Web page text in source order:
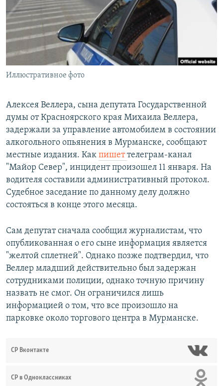
ПОДПИШИТЕСЬ НА РАССЫЛКУ
СОЦИАЛЬНЫЕ СЕТИ
Все сайты РСЕ/РС
Иллюстративное фото
Алексея Веллера, сына депутата Государственной
думы от Красноярского края Михаила Веллера,
задержали за управление автомобилем в состоянии
алкогольного опьянения в Мурманске, сообщают
местные издания. Как пишеттелеграм-канал
"Майор Север", инцидент произошел 11 января. На
водителя составили административный протокол.
Судебное заседание по данному делу должно
состояться в конце этого месяца.
Сам депутат сначала сообщил журналистам, что
опубликованная о его сыне информация является
"желтой сплетней". Однако позже подтвердил, что
Веллер младший действительно был задержан
сотрудниками полиции, однако точную причину
назвать не смог. Он ограничился лишь
информацией о том, что все произошло на
парковке около торгового центра в Мурманске.
СР Вконтакте
СР в Одноклассниках